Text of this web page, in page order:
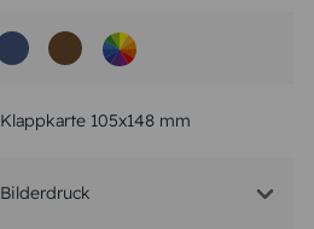
Klappkarte 105x148 mm
Bilderdruck